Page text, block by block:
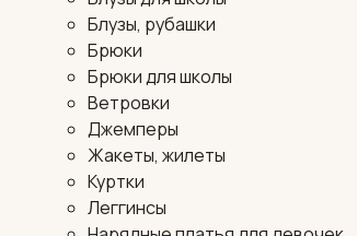
Блузы, рубашки
Брюки
Брюки для школы
Ветровки
Джемперы
Жакеты, жилеты
Куртки
Леггинсы